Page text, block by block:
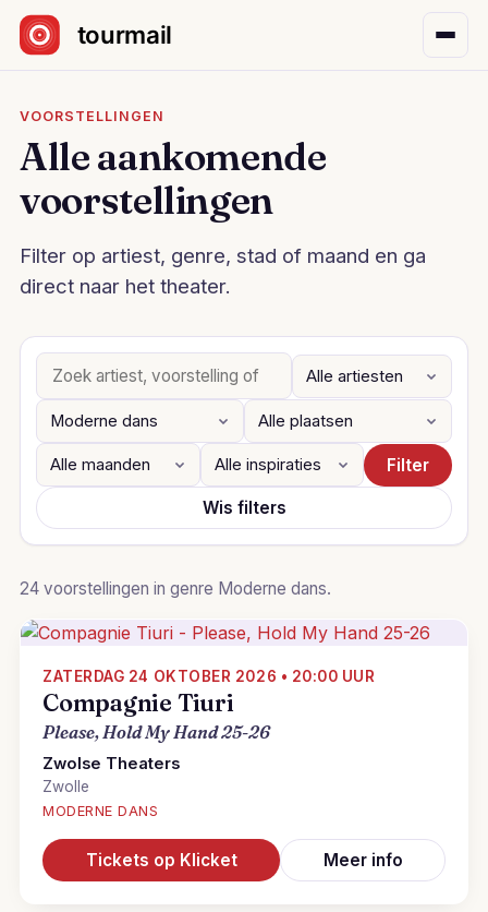
Sla navigatie over
VOORSTELLINGEN
Alle aankomende
voorstellingen
Filter op artiest, genre, stad of maand en ga
direct naar het theater.
Filter
Wis filters
24 voorstellingen in genre Moderne dans.
ZATERDAG 24 OKTOBER 2026 • 20:00 UUR
Compagnie Tiuri
Please, Hold My Hand 25-26
Zwolse Theaters
Zwolle
MODERNE DANS
Tickets op Klicket Meer info